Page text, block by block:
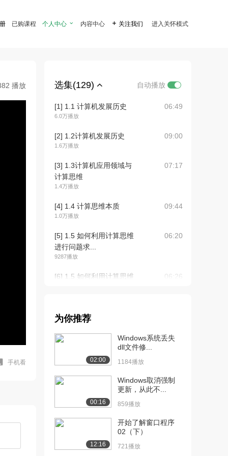
已购课程 个人中心  内容中心  关注我们 进入关怀模式
播放
手机看
选集(129) 自动播放
[1] 1.1 计算机发展历史
6.0万播放
06:49
[2] 1.2计算机发展历史
1.6万播放
09:00
[3] 1.3计算机应用领域与
计算思维
1.4万播放
07:17
[4] 1.4 计算思维本质
1.0万播放
09:44
[5] 1.5 如何利用计算思维
进行问题求...
9287播放
06:20
[6] 1.5 如何利用计算思维
06:26
[7] 2.1 0和1
[8] 2.2数制转换（上）
[9] 2.2数制转换（下）
6751播放
09:49
[10] 2.3 数制转换（上）
[11] 2.3 数制转换（下）
为你推荐
02:00
Windows系统丢失
dll文件修...
1184播放
00:16
Windows取消强制
更新，从此不...
859播放
12:16
开始了解窗口程序
02（下）
721播放